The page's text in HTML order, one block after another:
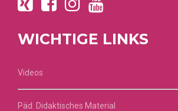
WICHTIGE LINKS
Videos
Päd. Didaktisches Material